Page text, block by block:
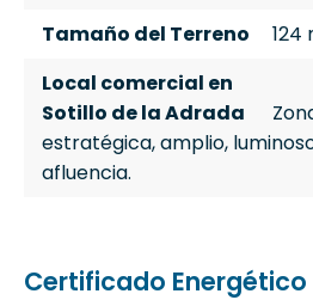
Tamaño del Terreno 124
Local comercial en
Sotillo de la Adrada
estratégica, amplio,
afluencia.
Certificado Energético